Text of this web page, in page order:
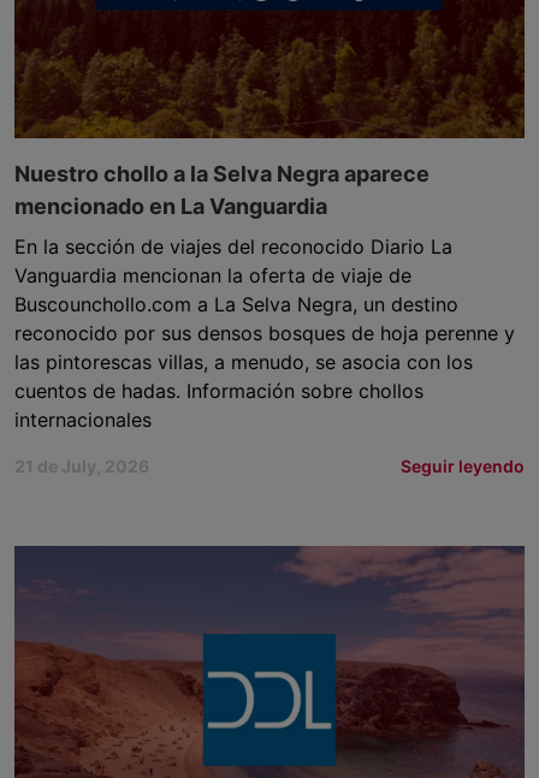
Nuestro chollo a la Selva Negra aparece
mencionado en La Vanguardia
En la sección de viajes del reconocido Diario La
Vanguardia mencionan la oferta de viaje de
Buscounchollo.com a La Selva Negra, un destino
reconocido por sus densos bosques de hoja perenne y
las pintorescas villas, a menudo, se asocia con los
cuentos de hadas. Información sobre chollos
internacionales
21 de July, 2026 Seguir leyendo